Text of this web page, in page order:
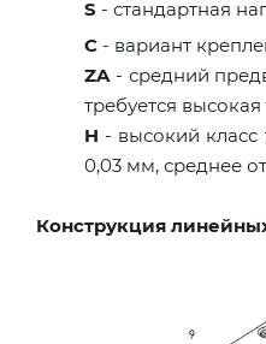
S - стандартная
C - вариант
ZA- средний
требуется высокая
H - высокий
0,03 мм, среднее
Конструкция